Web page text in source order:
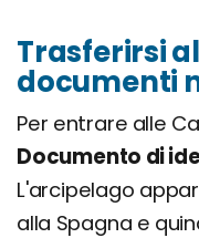
Trasferirsi
documenti
Per entrare alle
Documento di
L'arcipelago
alla Spagna e